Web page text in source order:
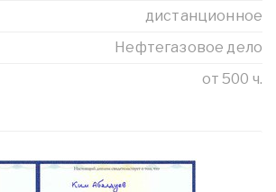
дистанционное
Нефтегазовое дело
от 500 ч.